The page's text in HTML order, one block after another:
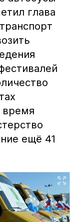
глава
время
ещё 41